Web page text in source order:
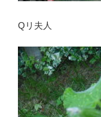
Qリ夫人